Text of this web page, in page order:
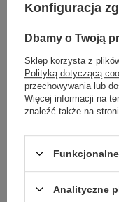
opakowaniach
Prontosan -
Prontosan -
Prontosan -
Prontosan żel
Konfiguracja
Dbamy o Twoją
Sklep korzysta z
Polityką dotyczącą
przechowywania lub
Więcej informacji na
znaleźć także na
Analityczne